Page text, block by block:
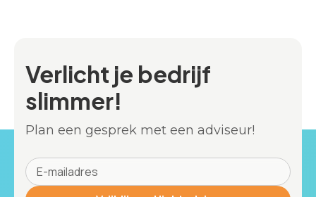
Verlicht je bedrijf
slimmer!
Plan een gesprek met een adviseur!